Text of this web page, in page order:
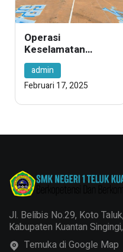
Operasi
Keselamatan
Lancang Kuning
2025: Upacara
Bendera di SMK
Kuantan Bersama
Kuansing
admin
Februari 17, 2025
Jl. Belibis No.29, Koto
Kabupaten Kuantan
Temuka di Google Map